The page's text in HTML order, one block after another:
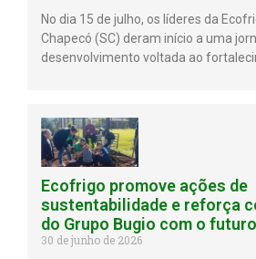
No dia 15 de julho, os líderes da
Chapecó (SC) deram início a uma
desenvolvimento voltada ao
Ecofrigo promove ações de
sustentabilidade e reforça
do Grupo Bugio com o futuro
30 de junho de 2026